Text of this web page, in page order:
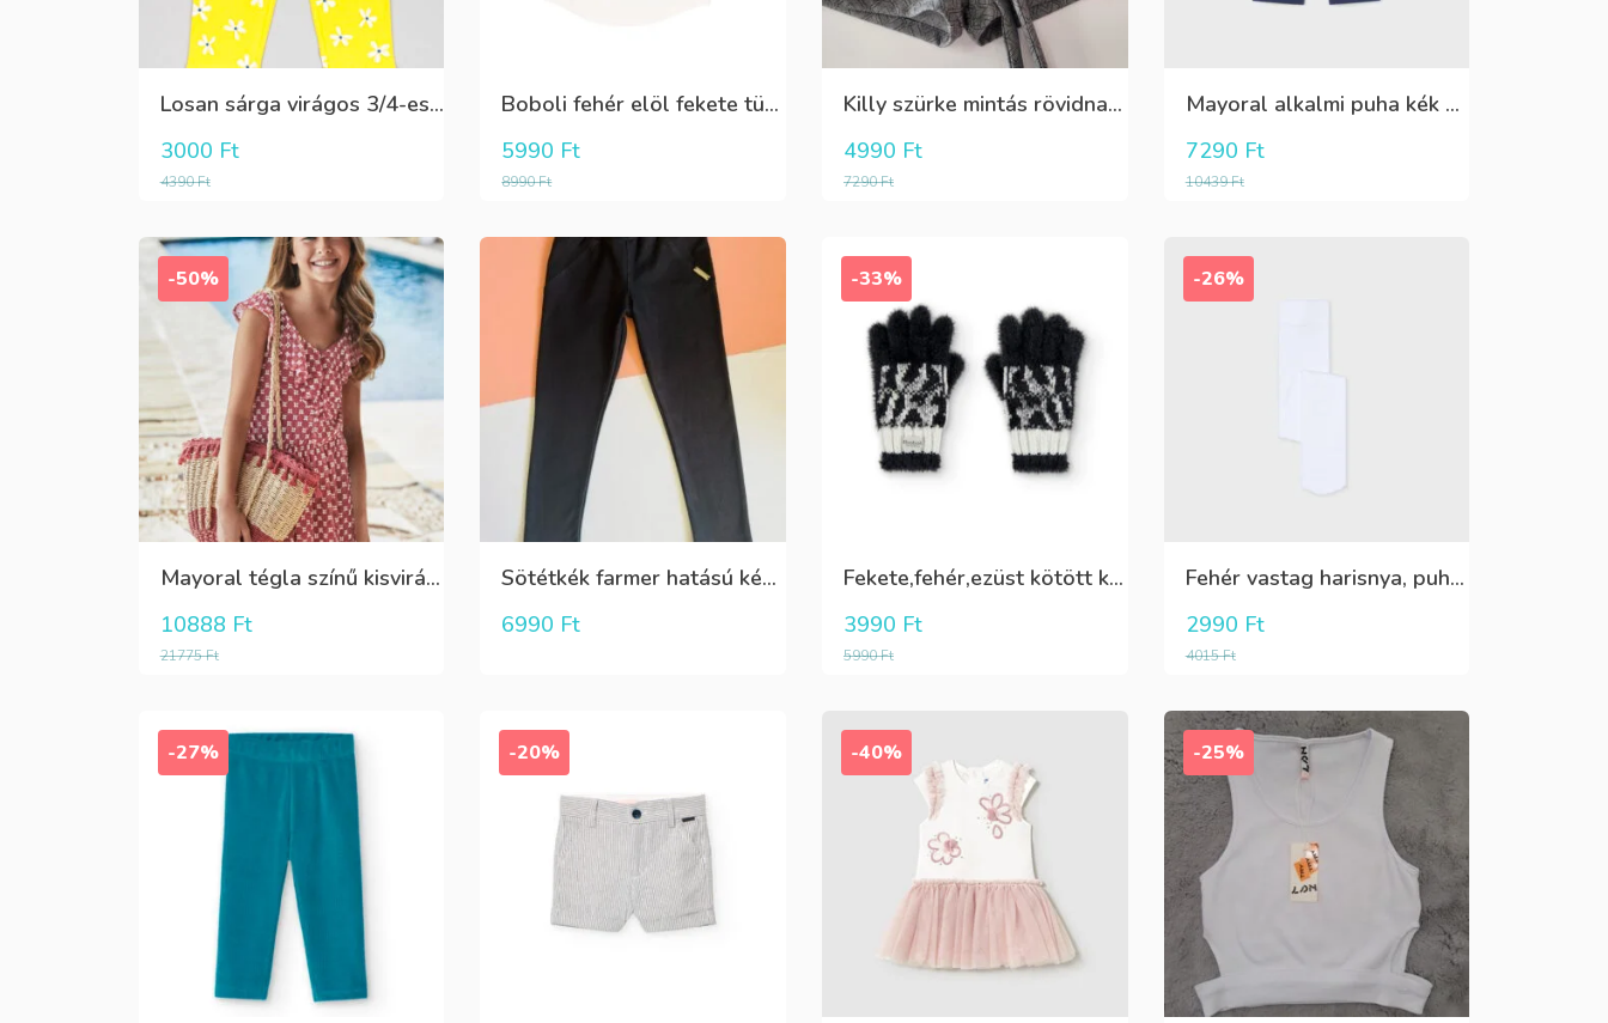
Losan sárga virágos 3/4-es leggings
4390Ft
3000 Ft
Boboli fehér elöl fekete tüll+gyöngyös csini póló
8990Ft
5990 Ft
Killy szürke mintás rövidnadrág
7290Ft
4990 Ft
Mayoral alkalmi puha kék élre vasalt nadrág, behúzható derékrésszel
10439Ft
7290 Ft
-50%
Mayoral tégla színű kisvirág mintás nyári lenge ruha
21775Ft
10888 Ft
Sötétkék farmer hatású kényelmes nadrág
6990 Ft
-33%
Fekete,fehér,ezüst kötött kesztyű
5990Ft
3990 Ft
-26%
Fehér vastag harisnya, puha meleg
4015Ft
2990 Ft
-27% -20% -40% -25%